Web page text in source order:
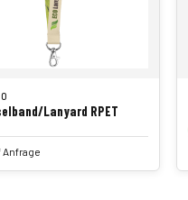
Lanyard RPET
Anfrage